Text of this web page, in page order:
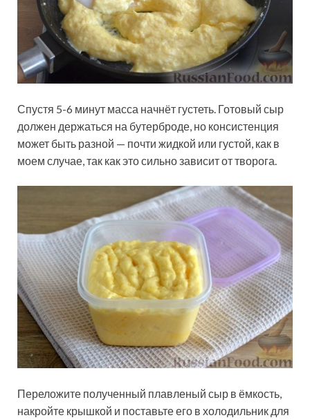
Спустя 5-6 минут масса начнёт густеть. Готовый сыр
должен держаться на бутерброде, но консистенция
может быть разной — почти жидкой или густой, как в
моем случае, так как это сильно зависит от творога.
Переложите полученный плавленый сыр в ёмкость,
накройте крышкой и поставьте его в холодильник для